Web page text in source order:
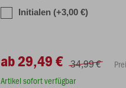
Initialen (+3,00 €)
ab 29,49 € 34,99 €
Artikel sofort verfügbar